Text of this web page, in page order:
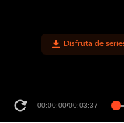
Disfruta de
00:00:00/00:03:37